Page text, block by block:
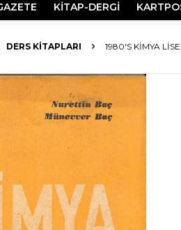
KİTAP-DERGİ
DERS KITAPLARI 1980'S KIMYA